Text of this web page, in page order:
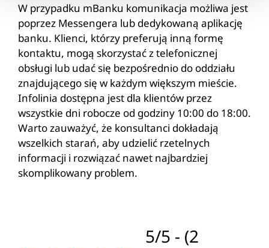
W przypadku mBanku komunikacja możliwa jest
poprzez Messengera lub dedykowaną aplikację
banku. Klienci, którzy preferują inną formę
kontaktu, mogą skorzystać z telefonicznej
obsługi lub udać się bezpośrednio do oddziału
znajdującego się w każdym większym mieście.
Infolinia dostępna jest dla klientów przez
wszystkie dni robocze od godziny 10:00 do 18:00.
Warto zauważyć, że konsultanci dokładają
wszelkich starań, aby udzielić rzetelnych
informacji i rozwiązać nawet najbardziej
skomplikowany problem.
5/5 - (2